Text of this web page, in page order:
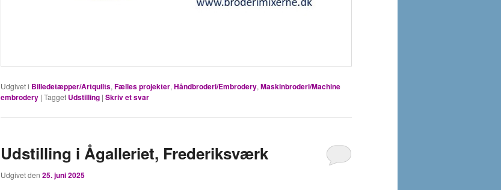
Udgivet i Billedetæpper/Artquilts, Fælles projekter, Håndbroderi/Embrodery, Maskinbroderi/Machine
embrodery | Tagget Udstilling | Skriv et svar
Udstilling i Ågalleriet, Frederiksværk
Udgivet den 25. juni 2025